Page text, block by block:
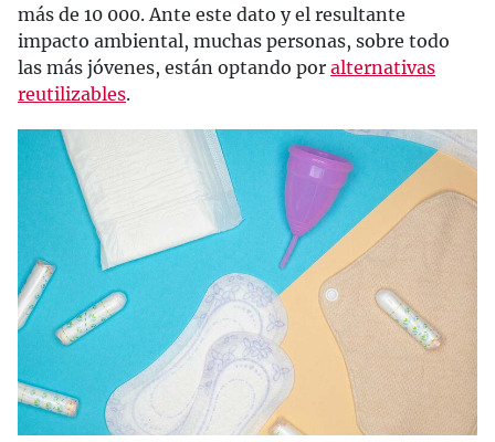
más de 10 000. Ante este dato y el resultante
impacto ambiental, muchas personas, sobre todo
las más jóvenes, están optando por alternativas
reutilizables.